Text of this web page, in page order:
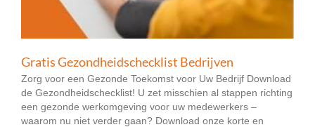
Gratis Gezondheidschecklist Bedrijven
Zorg voor een Gezonde Toekomst voor Uw Bedrijf Download
de Gezondheidschecklist! U zet misschien al stappen richting
een gezonde werkomgeving voor uw medewerkers –
waarom nu niet verder gaan? Download onze korte en